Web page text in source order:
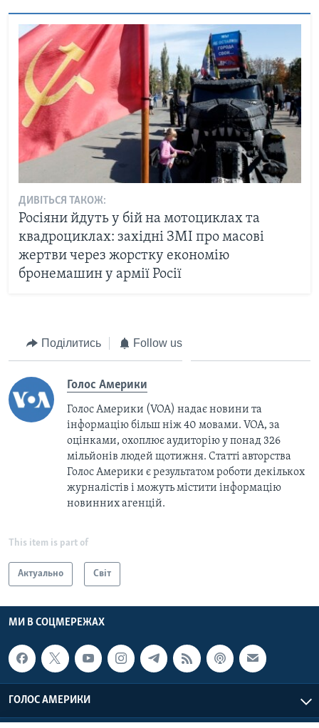
ДИВІТЬСЯ ТАКОЖ:
Росіяни йдуть у бій на мотоциклах та
квадроциклах: західні ЗМІ про масові
жертви через жорстку економію
бронемашин у армії Росії
Поділитись Follow us
Голос Америки
Голос Америки (VOA) надає новини та
інформацію більш ніж 40 мовами. VOA, за
оцінками, охоплює аудиторію у понад 326
мільйонів людей щотижня. Статті авторства
Голос Америки є результатом роботи декількох
журналістів і можуть містити інформацію
новинних агенцій.
This item is part of
Актуально Світ
МИ В СОЦМЕРЕЖАХ
ГОЛОС АМЕРИКИ